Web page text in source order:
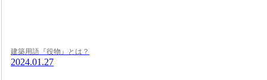
建築用語『役物』とは？
2024.01.27